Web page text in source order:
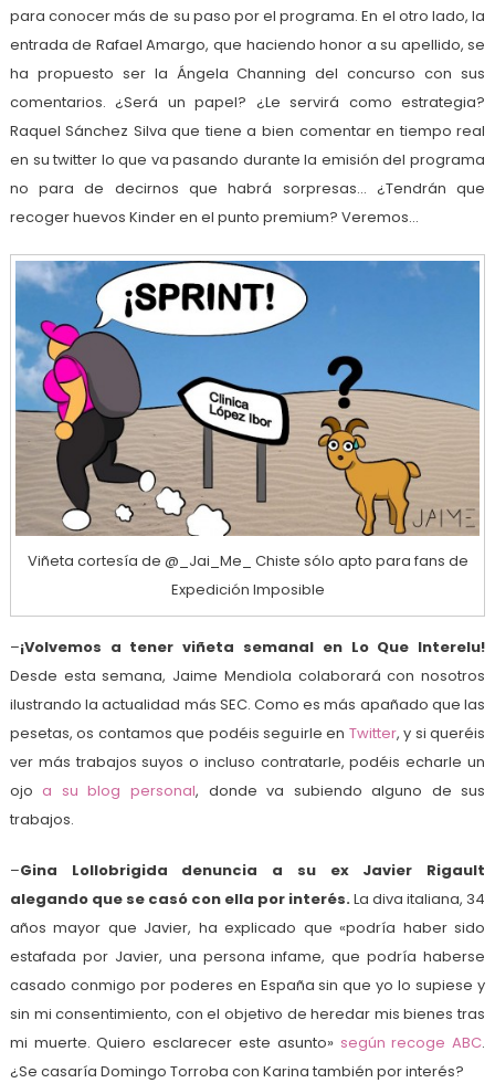
para conocer más de su paso por el programa. En el otro lado, la
entrada de Rafael Amargo, que haciendo honor a su apellido, se
ha propuesto ser la Ángela Channing del concurso con sus
comentarios. ¿Será un papel? ¿Le servirá como estrategia?
Raquel Sánchez Silva que tiene a bien comentar en tiempo real
en su twitter lo que va pasando durante la emisión del programa
no para de decirnos que habrá sorpresas… ¿Tendrán que
recoger huevos Kinder en el punto premium? Veremos…
Viñeta cortesía de @_Jai_Me_ Chiste sólo apto para fans de
Expedición Imposible
–¡Volvemos a tener viñeta semanal en Lo Que Interelu!
Desde esta semana, Jaime Mendiola colaborará con nosotros
ilustrando la actualidad más SEC. Como es más apañado que las
pesetas, os contamos que podéis seguirle en Twitter, y si queréis
ver más trabajos suyos o incluso contratarle, podéis echarle un
ojoa su blog personal, donde va subiendo alguno de sus
trabajos.
–Gina Lollobrigida denuncia a su ex Javier Rigault
alegando que se casó con ella por interés.La diva italiana, 34
años mayor que Javier, ha explicado que «podría haber sido
estafada por Javier, una persona infame, que podría haberse
casado conmigo por poderes en España sin que yo lo supiese y
sin mi consentimiento, con el objetivo de heredar mis bienes tras
mi muerte. Quiero esclarecer este asunto»según recoge ABC.
¿Se casaría Domingo Torroba con Karina también por interés?